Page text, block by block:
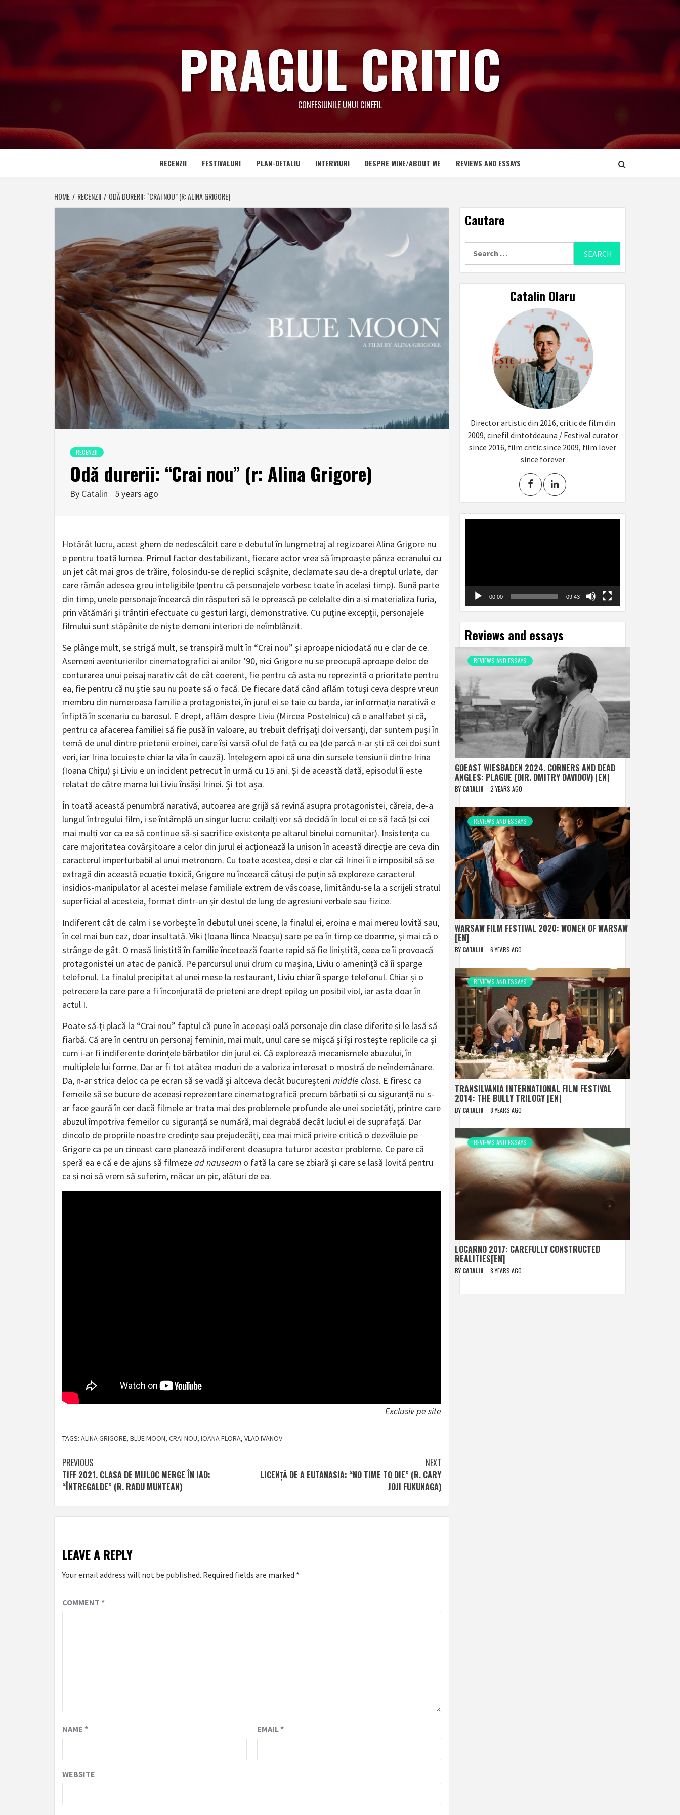
PRAGUL CRITIC
CONFESIUNILE UNUI CINEFIL
RECENZII FESTIVALURI PLAN-DETALIU INTERVIURI DESPRE MINE/ABOUT ME REVIEWS AND ESSAYS
HOME RECENZII ODĂ DURERII: “CRAI NOU” (R: ALINA GRIGORE)
RECENZII
Odă durerii: “Crai nou” (r: Alina Grigore)
By Catalin 5 years ago
Hotărât lucru, acest ghem de nedescâlcit care e debutul în lungmetraj al regizoarei Alina Grigore nu
e pentru toată lumea. Primul factor destabilizant, fiecare actor vrea să împroaște pânza ecranului cu
un jet cât mai gros de trăire, folosindu-se de replici scâșnite, declamate sau de-a dreptul urlate, dar
care rămân adesea greu inteligibile (pentru că personajele vorbesc toate în același timp). Bună parte
din timp, unele personaje încearcă din răsputeri să le oprească pe celelalte din a-și materializa furia,
prin vătămări și trântiri efectuate cu gesturi largi, demonstrative. Cu puține excepții, personajele
filmului sunt stăpânite de niște demoni interiori de neîmblânzit.
Se plânge mult, se strigă mult, se transpiră mult în “Crai nou” și aproape niciodată nu e clar de ce.
Asemeni aventurierilor cinematografici ai anilor ’90, nici Grigore nu se preocupă aproape deloc de
conturarea unui peisaj narativ cât de cât coerent, fie pentru că asta nu reprezintă o prioritate pentru
ea, fie pentru că nu știe sau nu poate să o facă. De fiecare dată când aflăm totuși ceva despre vreun
membru din numeroasa familie a protagonistei, în jurul ei se taie cu barda, iar informația narativă e
înfiptă în scenariu cu barosul. E drept, aflăm despre Liviu (Mircea Postelnicu) că e analfabet și că,
pentru ca afacerea familiei să fie pusă în valoare, au trebuit defrișați doi versanți, dar suntem puși în
temă de unul dintre prietenii eroinei, care își varsă oful de față cu ea (de parcă n-ar ști că cei doi sunt
veri, iar Irina locuiește chiar la vila în cauză). Înțelegem apoi că una din sursele tensiunii dintre Irina
(Ioana Chițu) și Liviu e un incident petrecut în urmă cu 15 ani. Și de această dată, episodul îi este
relatat de către mama lui Liviu însăși Irinei. Și tot așa.
În toată această penumbră narativă, autoarea are grijă să revină asupra protagonistei, căreia, de-a
lungul întregului film, i se întâmplă un singur lucru: ceilalți vor să decidă în locul ei ce să facă (și cei
mai mulți vor ca ea să continue să-și sacrifice existența pe altarul binelui comunitar). Insistența cu
care majoritatea covârșitoare a celor din jurul ei acționează la unison în această direcție are ceva din
caracterul imperturbabil al unui metronom. Cu toate acestea, deși e clar că Irinei îi e imposibil să se
extragă din această ecuație toxică, Grigore nu încearcă câtuși de puțin să exploreze caracterul
insidios-manipulator al acestei melase familiale extrem de vâscoase, limitându-se la a scrijeli stratul
superficial al acesteia, format dintr-un șir destul de lung de agresiuni verbale sau fizice.
Indiferent cât de calm i se vorbește în debutul unei scene, la finalul ei, eroina e mai mereu lovită sau,
în cel mai bun caz, doar insultată. Viki (Ioana Ilinca Neacșu) sare pe ea în timp ce doarme, și mai că o
strânge de gât. O masă liniștită în familie încetează foarte rapid să fie liniștită, ceea ce îi provoacă
protagonistei un atac de panică. Pe parcursul unui drum cu mașina, Liviu o amenință că îi sparge
telefonul. La finalul precipitat al unei mese la restaurant, Liviu chiar îi sparge telefonul. Chiar și o
petrecere la care pare a fi înconjurată de prieteni are drept epilog un posibil viol, iar asta doar în
actul I.
Poate să-ți placă la “Crai nou” faptul că pune în aceeași oală personaje din clase diferite și le lasă să
fiarbă. Că are în centru un personaj feminin, mai mult, unul care se mișcă și își rostește replicile ca și
cum i-ar fi indiferente dorințele bărbaților din jurul ei. Că explorează mecanismele abuzului, în
multiplele lui forme. Dar ar fi tot atâtea moduri de a valoriza interesat o mostră de neîndemânare.
Da, n-ar strica deloc ca pe ecran să se vadă și altceva decât bucureșteni middle class. E firesc ca
femeile să se bucure de aceeași reprezentare cinematografică precum bărbații și cu siguranță nu s-
ar face gaură în cer dacă filmele ar trata mai des problemele profunde ale unei societăți, printre care
abuzul împotriva femeilor cu siguranță se numără, mai degrabă decât luciul ei de suprafață. Dar
dincolo de propriile noastre credințe sau prejudecăți, cea mai mică privire critică o dezvăluie pe
Grigore ca pe un cineast care planează indiferent deasupra tuturor acestor probleme. Ce pare că
speră ea e că e de ajuns să filmezead nauseam o fată la care se zbiară și care se lasă lovită pentru
ca și noi să vrem să suferim, măcar un pic, alături de ea.
Exclusiv pe site
TAGS: ALINA GRIGORE, BLUE MOON, CRAI NOU, IOANA FLORA, VLAD IVANOV
Post
navigation
PREVIOUS
TIFF 2021. CLASA DE MIJLOC MERGE ÎN IAD:
“ÎNTREGALDE” (R. RADU MUNTEAN)
NEXT
LICENȚĂ DE A EUTANASIA: “NO TIME TO DIE” (R. CARY
JOJI FUKUNAGA)
LEAVE A REPLY
Your email address will not be published. Required fields are marked *
COMMENT *
NAME * EMAIL*
WEBSITE
Cautare
Catalin Olaru
Director artistic din 2016, critic de film din
2009, cinefil dintotdeauna / Festival curator
since 2016, film critic since 2009, film lover
since forever
00:00 09:43
Reviews and essays
REVIEWS AND ESSAYS
GOEAST WIESBADEN 2024. CORNERS AND DEAD
ANGLES: PLAGUE (DIR. DMITRY DAVIDOV) [EN]
BY CATALIN 2 YEARS AGO
REVIEWS AND ESSAYS
WARSAW FILM FESTIVAL 2020: WOMEN OF WARSAW
[EN]
BY CATALIN 6 YEARS AGO
REVIEWS AND ESSAYS
TRANSILVANIA INTERNATIONAL FILM FESTIVAL
2014: THE BULLY TRILOGY [EN]
BY CATALIN 8 YEARS AGO
REVIEWS AND ESSAYS
LOCARNO 2017: CAREFULLY CONSTRUCTED
REALITIES[EN]
BY CATALIN 8 YEARS AGO